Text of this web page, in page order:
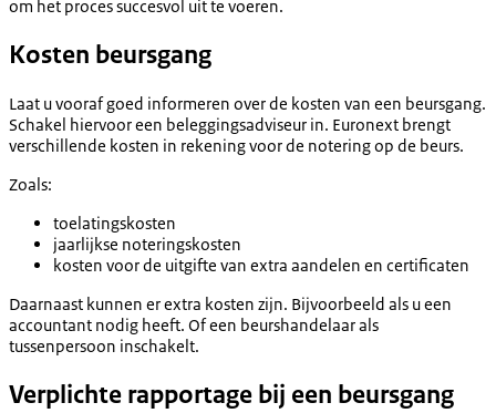
om het proces succesvol uit te voeren.
Kosten beursgang
Laat u vooraf goed informeren over de kosten van een beursgang.
Schakel hiervoor een beleggingsadviseur in. Euronext brengt
verschillende kosten in rekening voor de notering op de beurs.
Zoals:
toelatingskosten
jaarlijkse noteringskosten
kosten voor de uitgifte van extra aandelen en certificaten
Daarnaast kunnen er extra kosten zijn. Bijvoorbeeld als u een
accountant nodig heeft. Of een beurshandelaar als
tussenpersoon inschakelt.
Verplichte rapportage bij een beursgang